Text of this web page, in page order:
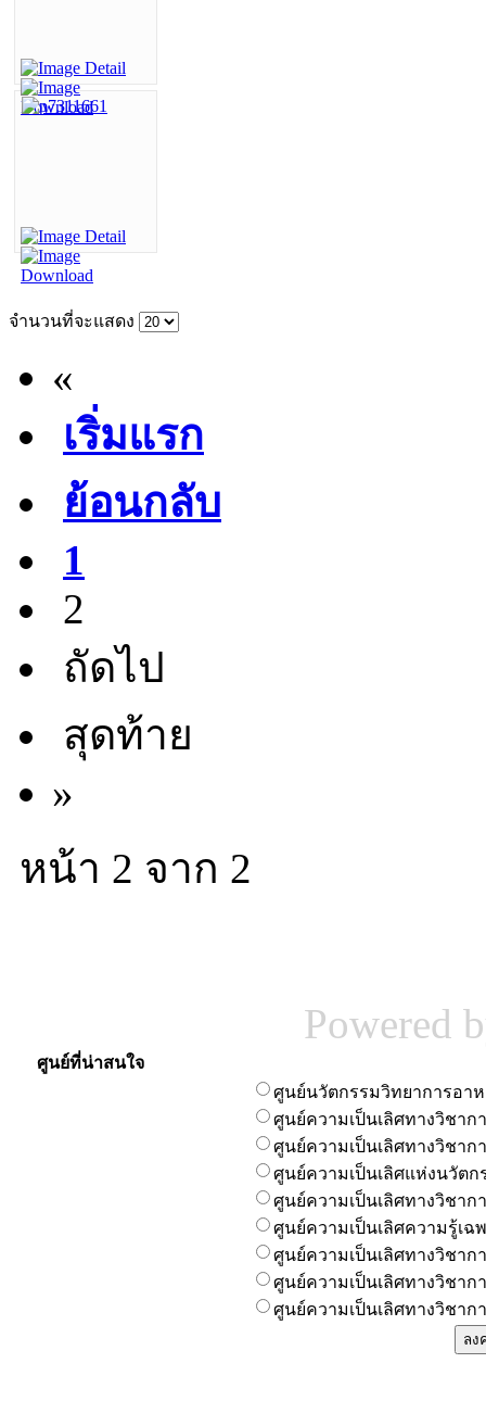
จำนวนที่จะแสดง
«
เริ่มแรก
ย้อนกลับ
1
2
ถัดไป
สุดท้าย
»
หน้า 2 จาก 2
Powered
ศูนย์ที่น่าสนใจ
ศูนย์นวัตกรรมวิทยาการอา
ศูนย์ความเป็นเลิศทางวิชาก
ศูนย์ความเป็นเลิศทางวิชา
ศูนย์ความเป็นเลิศแห่งนวัตก
ศูนย์ความเป็นเลิศทางวิชาก
ศูนย์ความเป็นเลิศความรู้เ
ศูนย์ความเป็นเลิศทางวิชาก
ศูนย์ความเป็นเลิศทางวิชาก
ศูนย์ความเป็นเลิศทางวิชาก